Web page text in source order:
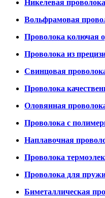
Никелевая проволока
Вольфрамовая
Проволока колючая
Проволока из
Свинцовая
Проволока
Оловянная
Проволока с
Наплавочная
Проволока
Проволока для
Биметаллическая